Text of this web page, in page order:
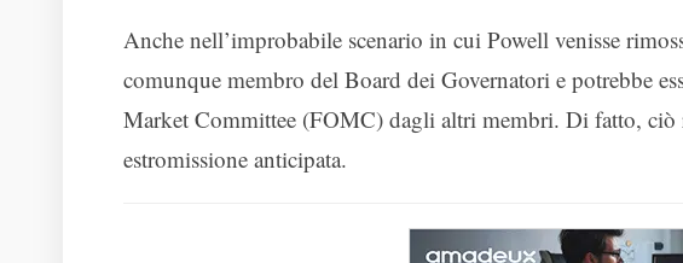
Anche nell’improbabile scenario in cui Powell venisse
comunque membro del Board dei Governatori e potrebbe
Market Committee (FOMC) dagli altri membri. Di fatto, ciò
estromissione anticipata.